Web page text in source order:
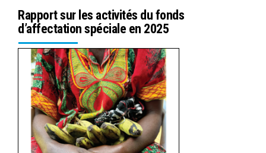
Rapport sur les activités du fonds
d’affectation spéciale en 2025